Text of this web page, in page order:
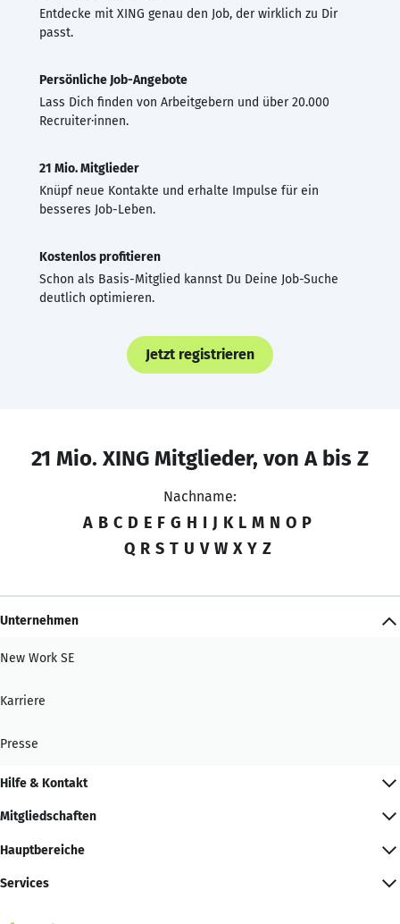
Entdecke mit XING genau den Job, der wirklich zu Dir
passt.
Persönliche Job-Angebote
Lass Dich finden von Arbeitgebern und über 20.000
Recruiter·innen.
21 Mio. Mitglieder
Knüpf neue Kontakte und erhalte Impulse für ein
besseres Job-Leben.
Kostenlos profitieren
Schon als Basis-Mitglied kannst Du Deine Job-Suche
deutlich optimieren.
Jetzt registrieren
21 Mio. XING Mitglieder, von A bis Z
Nachname:
A B C D E F G H I J K L M N O P
Q R S T U V W X Y Z
Unternehmen
New Work SE
Karriere
Presse
Hilfe & Kontakt
Mitgliedschaften
Hauptbereiche
Services